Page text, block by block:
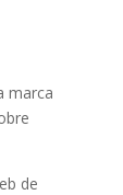
marca
de